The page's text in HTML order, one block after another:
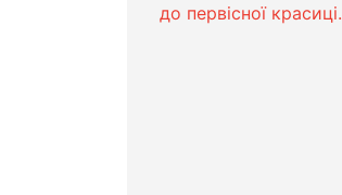
до первісної красиці.